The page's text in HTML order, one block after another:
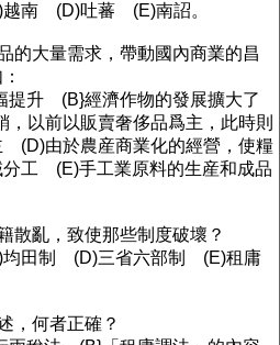
南 (D)吐蕃 (E)南詔。
的大量需求，帶動國內商業的昌
提升 (B}經濟作物的發展擴大了
以前以販賣奢侈品爲主，此時則
(D)由於農産商業化的經營，使糧
分工 (E)手工業原料的生産和成品
散亂，致使那些制度破壞？
田制 (D)三省六部制 (E)租庸
，何者正確？